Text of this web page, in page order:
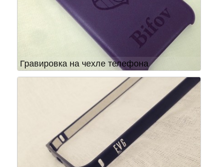
Гравировка на чехле телефона